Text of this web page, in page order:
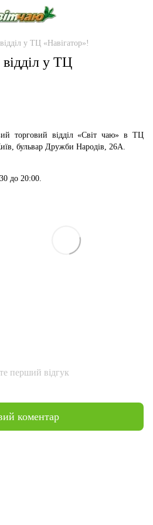
у ТЦ «Навігатор»!
у ТЦ
торговий відділ «Світ чаю» в ТЦ
бульвар Дружби Народів, 26А.
до 20:00.
перший відгук
коментар